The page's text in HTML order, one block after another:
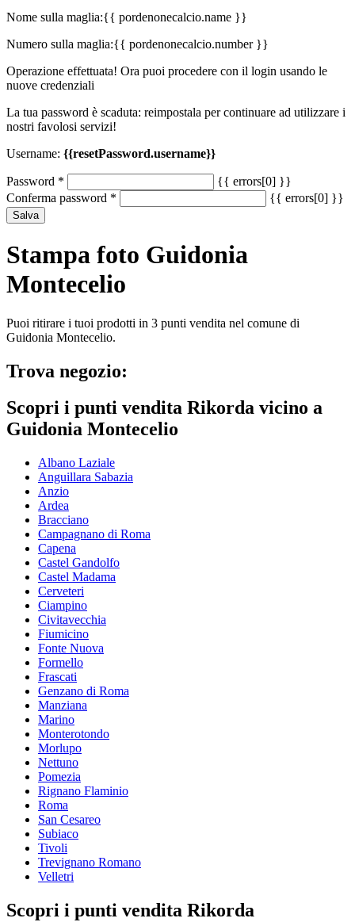
Nome sulla maglia:{{ pordenonecalcio.name }}
Numero sulla maglia:{{ pordenonecalcio.number }}
Operazione effettuata! Ora puoi procedere con il login usando le
nuove credenziali
La tua password è scaduta: reimpostala per continuare ad utilizzare i
nostri favolosi servizi!
Username: {{resetPassword.username}}
Password *
{{ errors[0] }}
Conferma password * {{ errors[0] }}
Salva
Stampa foto Guidonia
Montecelio
Puoi ritirare i tuoi prodotti in 3 punti vendita nel comune di
Guidonia Montecelio.
Trova negozio:
Scopri i punti vendita Rikorda vicino a
Guidonia Montecelio
Albano Laziale
Anguillara Sabazia
Anzio
Ardea
Bracciano
Campagnano di Roma
Capena
Castel Gandolfo
Castel Madama
Cerveteri
Ciampino
Civitavecchia
Fiumicino
Fonte Nuova
Formello
Frascati
Genzano di Roma
Manziana
Marino
Monterotondo
Morlupo
Nettuno
Pomezia
Rignano Flaminio
Roma
San Cesareo
Subiaco
Tivoli
Trevignano Romano
Velletri
Scopri i punti vendita Rikorda